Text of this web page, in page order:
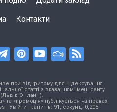
Контакти
при відкритому для індексування
статті з вказанням імені сайту
(Львів Онлайн).
та «промоція» публікується на правах
| Увійти | запитів: 91, секунд: 0,205